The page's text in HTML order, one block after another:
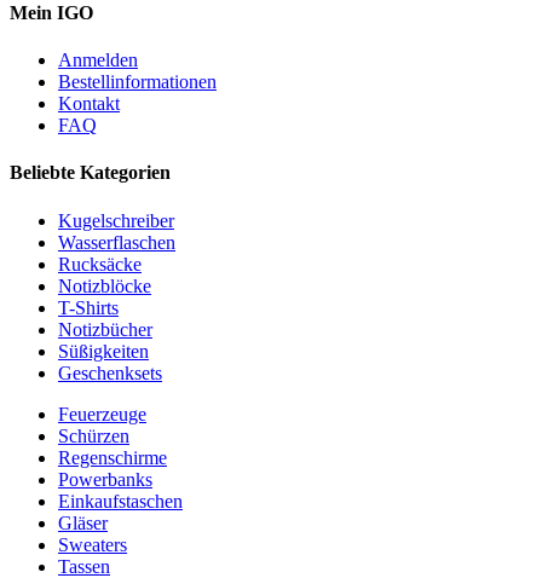
Mein IGO
Anmelden
Bestellinformationen
Kontakt
FAQ
Beliebte Kategorien
Kugelschreiber
Wasserflaschen
Rucksäcke
Notizblöcke
T-Shirts
Notizbücher
Süßigkeiten
Geschenksets
Feuerzeuge
Schürzen
Regenschirme
Powerbanks
Einkaufstaschen
Gläser
Sweaters
Tassen